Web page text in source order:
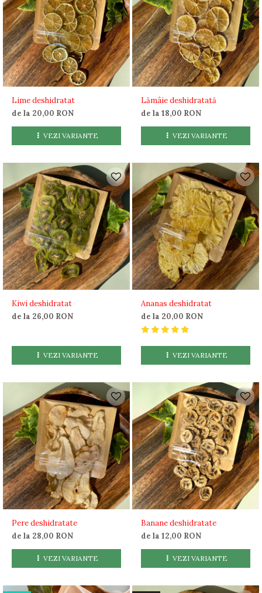
Lime deshidratat
de la 20,00 RON
VEZI VARIANTE
Lămâie deshidratată
de la 18,00 RON
VEZI VARIANTE
Kiwi deshidratat
de la 26,00 RON
VEZI VARIANTE
Ananas deshidratat
de la 20,00 RON
VEZI VARIANTE
Pere deshidratate
de la 28,00 RON
VEZI VARIANTE
Banane deshidratate
de la 12,00 RON
VEZI VARIANTE